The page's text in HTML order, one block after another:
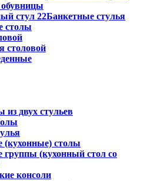
Банкетные стулья
столы
столовой
из двух стульев
(кухонные) столы
группы (кухонный стол со
консоли